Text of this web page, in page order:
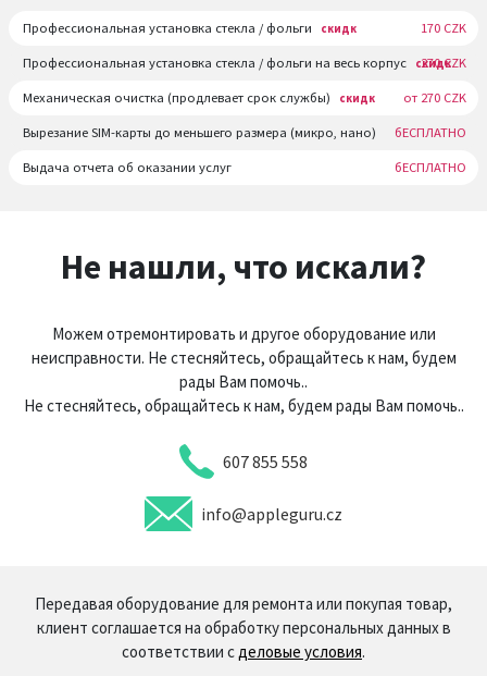
Профессиональная установка стекла / фольги скидк 170 CZK
Профессиональная установка стекла / фольги на весь корпус скидк
270 CZK
Механическая очистка (продлевает срок службы) скидк от 270 CZK
Вырезание SIM-карты до меньшего размера (микро, нано) бЕСПЛАТНО
Выдача отчета об оказании услуг бЕСПЛАТНО
Не нашли, что искали?
Можем отремонтировать и другое оборудование или
неисправности. Не стесняйтесь, обращайтесь к нам, будем
рады Вам помочь..
Не стесняйтесь, обращайтесь к нам, будем рады Вам помочь..
607 855 558
info@appleguru.cz
Передавая оборудование для ремонта или покупая товар,
клиент соглашается на обработку персональных данных в
соответствии сделовые условия.